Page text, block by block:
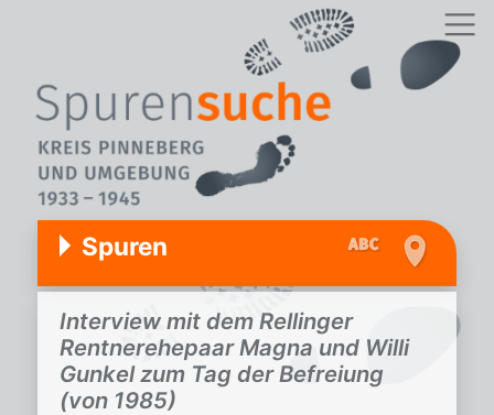
Spuren
Interview mit dem Rellinger
Rentnerehepaar Magna und Willi
Gunkel zum Tag der Befreiung
(von 1985)